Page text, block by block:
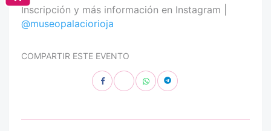
Inscripción y más información en Instagram |
@museopalaciorioja
COMPARTIR ESTE EVENTO